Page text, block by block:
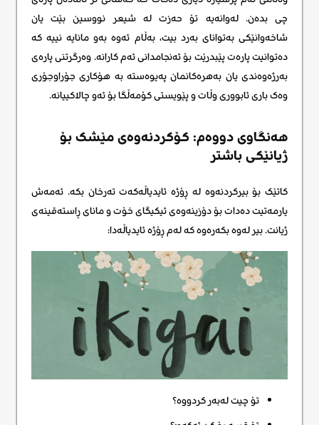
چی بدەن. لەوانەیە تۆ حەزت لە شیعر نووسین بێت یان
شاخەوانێکی بەتوانای بەرد بیت، بەڵام ئەوە بەو مانایە نییە کە
دەتوانیت پارەت پێبدرێت بۆ ئەنجامدانی ئەم کارانە. وەرگرتنی پارەی
بەرژەوەندی یان بەهرەکانمان پەیوەستە بە هۆکاری جۆراوجۆری
وەک باری ئابووری وڵات و پێویستی کۆمەڵگا بۆ ئەو چالاکییانە.
هەنگاوی دووەم: کۆکردنەوەی مێشک بۆ
ژیانێکی باشتر
کاتێک بۆ بیرکردنەوە لە ڕۆژە ئایدیاڵەکەت تەرخان بکە. ئەمەش
یارمەتیت دەدات بۆ دۆزینەوەی ئیکیگای خۆت و مانای ڕاستەقینەی
ژیانت. بیر لەوە بکەرەوە کە لەم ڕۆژە ئایدیاڵەدا:
تۆ چیت لەبەر کردووە؟